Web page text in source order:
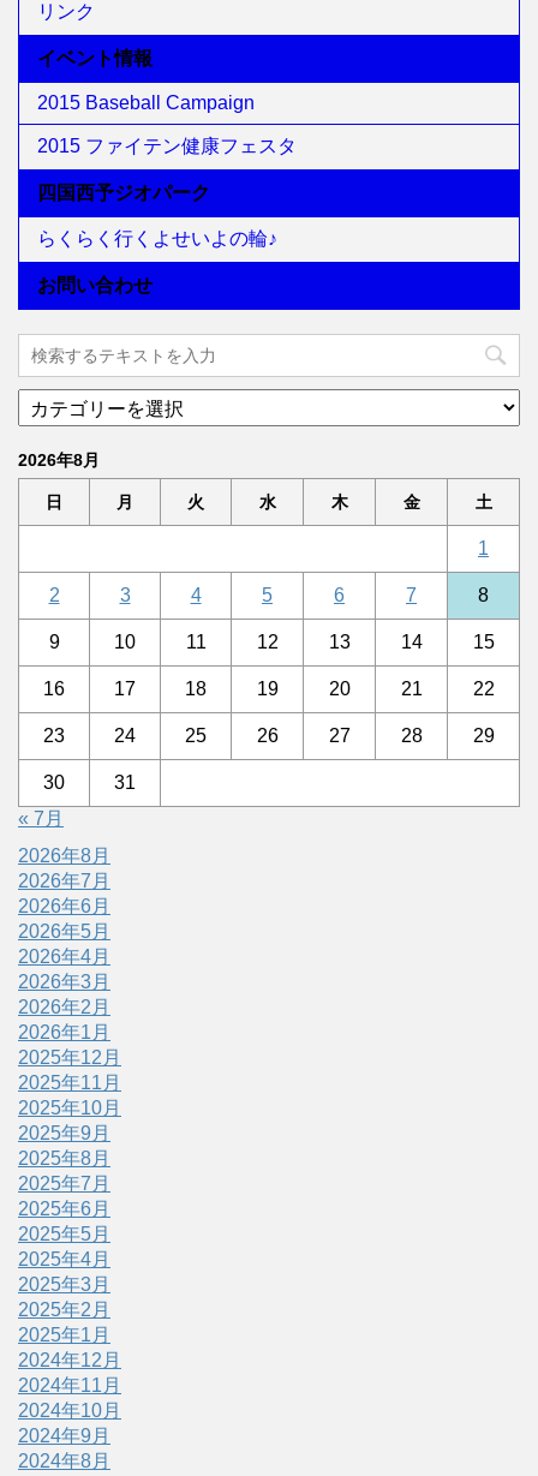
リンク
イベント情報
2015 Baseball Campaign
2015 ファイテン健康フェスタ
四国西予ジオパーク
らくらく行くよせいよの輪♪
お問い合わせ
2026年8月
日 月 火 水 木 金 土
1
2 3 4 5 6 7 8
9 10 11 12 13 14 15
16 17 18 19 20 21 22
23 24 25 26 27 28 29
30
31
« 7月
2026年8月
2026年7月
2026年6月
2026年5月
2026年4月
2026年3月
2026年2月
2026年1月
2025年12月
2025年11月
2025年10月
2025年9月
2025年8月
2025年7月
2025年6月
2025年5月
2025年4月
2025年3月
2025年2月
2025年1月
2024年12月
2024年11月
2024年10月
2024年9月
2024年8月